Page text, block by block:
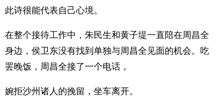
此诗很能代表自己心境。
在整个接待工作中，朱民生和黄子堤一直陪在周昌全
身边，侯卫东没有找到单独与周昌全见面的机会。吃
罢晚饭，周昌全接了一个电话，
婉拒沙州诸人的挽留，坐车离开。